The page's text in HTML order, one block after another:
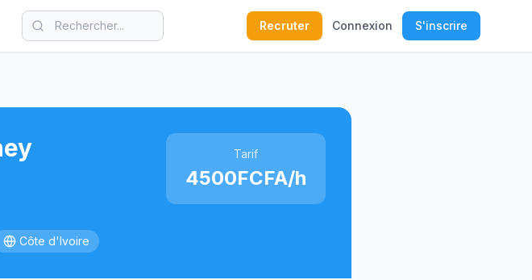
Recruter Connexion S'inscrire
Côte d'Ivoire
Tarif
4500FCFA/h